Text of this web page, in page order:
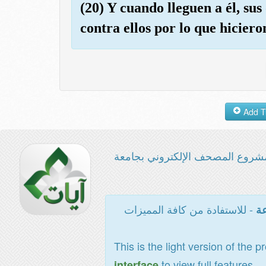
(20) Y cuando lleguen a él,
contra ellos por lo que
المصحف الإلكتروني بجامعة
- للاستفادة من كافة المميزات
This is the light version of the